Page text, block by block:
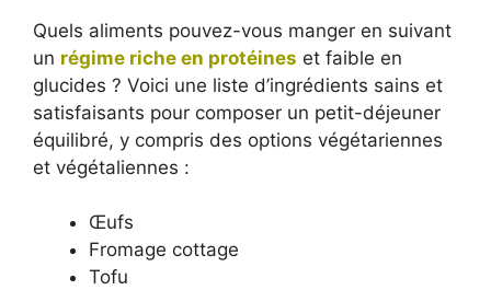
Quels aliments pouvez-vous manger en suivant
un régime riche en protéines et faible en
glucides ? Voici une liste d’ingrédients sains et
satisfaisants pour composer un petit-déjeuner
équilibré, y compris des options végétariennes
et végétaliennes :
Œufs
Fromage cottage
Tofu